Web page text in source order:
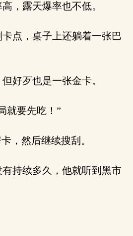
，露天爆率也不低。
点，桌子上还躺着一张巴
好歹也是一张金卡。
就要先吃！”
，然后继续搜刮。
持续多久，他就听到黑市